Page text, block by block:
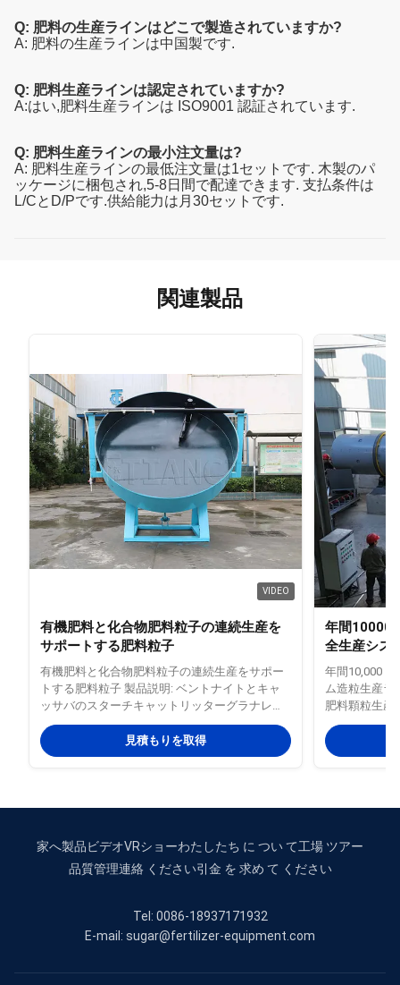
Q: 肥料の生産ラインはどこで製造されていますか?
A: 肥料の生産ラインは中国製です.
Q: 肥料生産ラインは認定されていますか?
A:はい,肥料生産ラインは ISO9001 認証されています.
Q: 肥料生産ラインの最小注文量は?
A: 肥料生産ラインの最低注文量は1セットです. 木製のパ
ッケージに梱包され,5-8日間で配達できます. 支払条件は
L/CとD/Pです.供給能力は月30セットです.
関連製品
VIDEO
有機肥料と化合物肥料粒子の連続生産を
サポートする肥料粒子
有機肥料と化合物肥料粒子の連続生産をサポー
トする肥料粒子 製品説明: ベントナイトとキャ
ッサバのスターチキャットリッターグラナレー
ターマシンは,高品質のキャットリッターペレッ
ト生産のために設計された専門的で効率的な機
器です.精密な機械制御と先端のディスク粒化技
の粉末を均質で丸い耐久性のあるペレットに こ
角度と可変回転速度を備えており,操作者は生産
ことができます.機械は,高い形成率を持っていま
見積もりを取得
年間10000
全生産シス
年間10,000ト
ム造粒生産ラ
肥料顆粒生産
有機肥料生
び自動化され
として回転
尿、フミン酸
す。大規模な
産能力10,000
家へ製品ビデオVRショーわたしたち に つい て工場 ツアー
品質管理連絡 ください引金 を 求め て ください
Tel: 0086-18937171932
E-mail: sugar@fertilizer-equipment.com